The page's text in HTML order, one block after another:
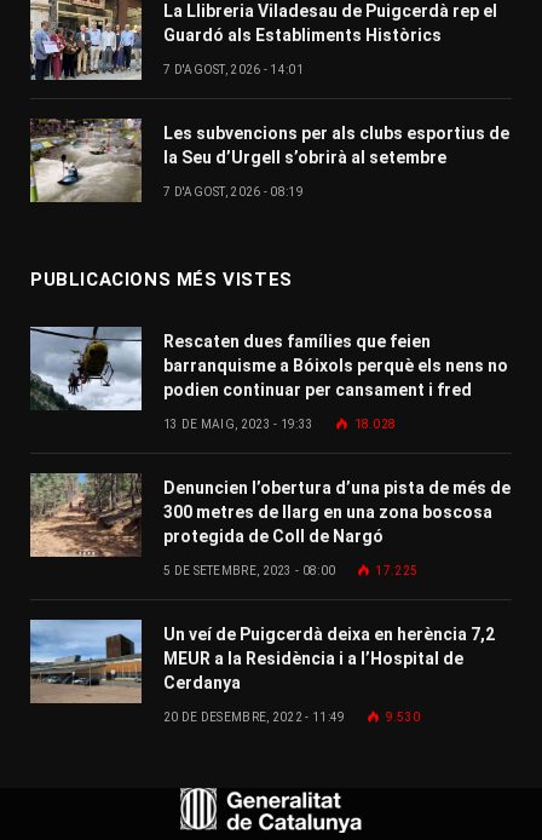
La Llibreria Viladesau de Puigcerdà rep el
Guardó als Establiments Històrics
7 D'AGOST, 2026 - 14:01
Les subvencions per als clubs esportius de
la Seu d’Urgell s’obrirà al setembre
7 D'AGOST, 2026 - 08:19
PUBLICACIONS MÉS VISTES
Rescaten dues famílies que feien
barranquisme a Bóixols perquè els nens no
podien continuar per cansament i fred
13 DE MAIG, 2023 - 19:33 18.028
Denuncien l’obertura d’una pista de més de
300 metres de llarg en una zona boscosa
protegida de Coll de Nargó
5 DE SETEMBRE, 2023 - 08:00 17.225
Un veí de Puigcerdà deixa en herència 7,2
MEUR a la Residència i a l’Hospital de
Cerdanya
20 DE DESEMBRE, 2022 - 11:49 9.530